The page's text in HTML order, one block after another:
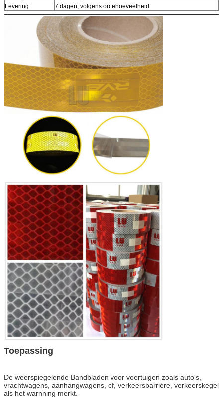
Levering
7 dagen, volgens ordehoeveelheid
Toepassing
De weerspiegelende Bandbladen voor voertuigen zoals auto's,
vrachtwagens, aanhangwagens, of, verkeersbarrière, verkeerskegel
als het warnning merkt.